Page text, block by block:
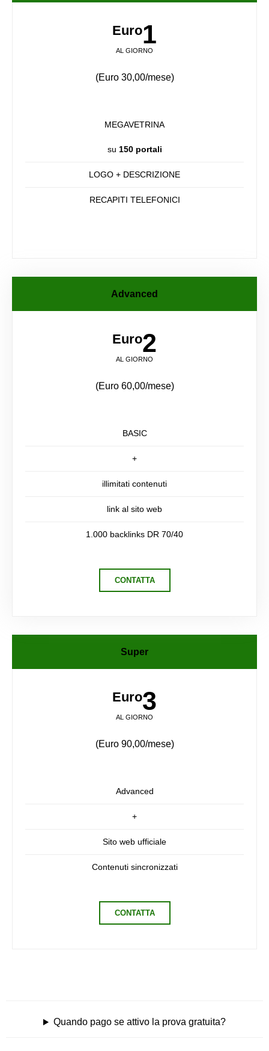
Euro1
AL GIORNO
(Euro 30,00/mese)
MEGAVETRINA
su 150 portali
LOGO + DESCRIZIONE
RECAPITI TELEFONICI
Advanced
Euro2
AL GIORNO
(Euro 60,00/mese)
BASIC
+
illimitati contenuti
link al sito web
1.000 backlinks DR 70/40
CONTATTA
Super
Euro3
AL GIORNO
(Euro 90,00/mese)
Advanced
+
Sito web ufficiale
Contenuti sincronizzati
CONTATTA
Quando pago se attivo la prova gratuita?